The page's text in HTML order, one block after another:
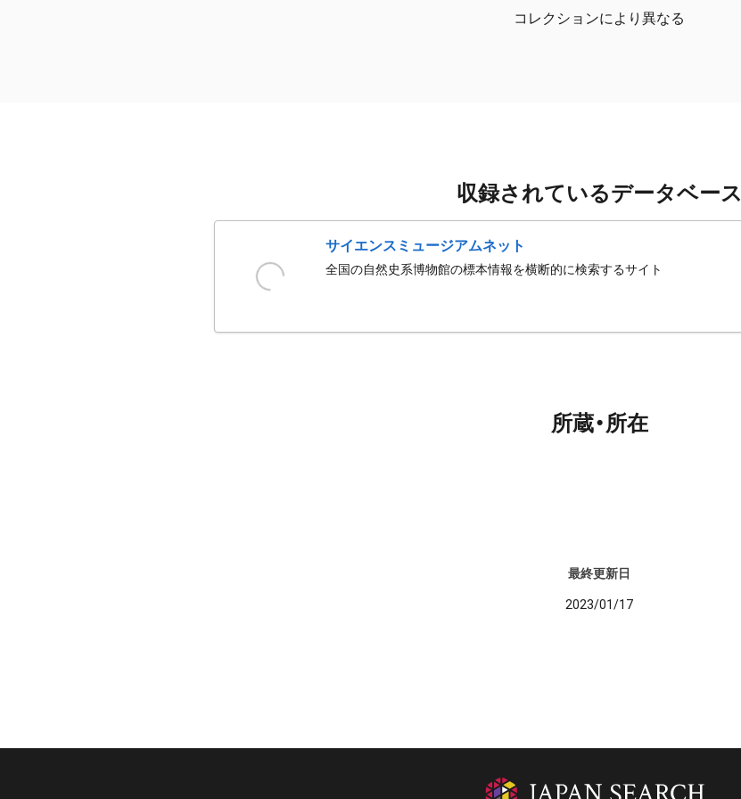
コレクションにより異なる
収録されているデータベース
サイエンスミュージアムネット
全国の自然史系博物館の標本情報を横断的に検索するサイト
所蔵・所在
最終更新日
2023/01/17